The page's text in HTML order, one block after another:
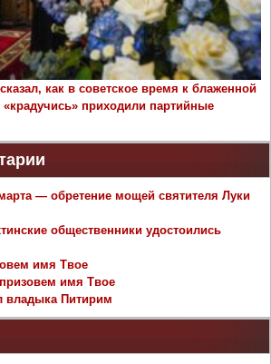
как в советское время к блаженной
приходили партийные
— обретение мощей святителя Луки
общественники удостоились
имя Твое
имя Твое
владыка Питирим